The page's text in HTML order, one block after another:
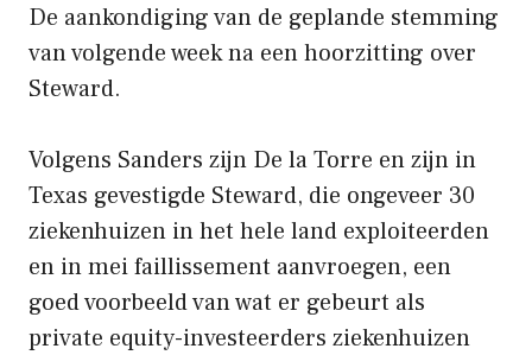
De aankondiging van de geplande stemming
van volgende week na een hoorzitting over
Steward.
Volgens Sanders zijn De la Torre en zijn in
Texas gevestigde Steward, die ongeveer 30
ziekenhuizen in het hele land exploiteerden
en in mei faillissement aanvroegen, een
goed voorbeeld van wat er gebeurt als
private equity-investeerders ziekenhuizen